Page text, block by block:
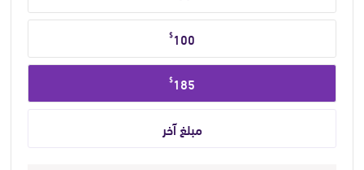
التبرع
$100
$185